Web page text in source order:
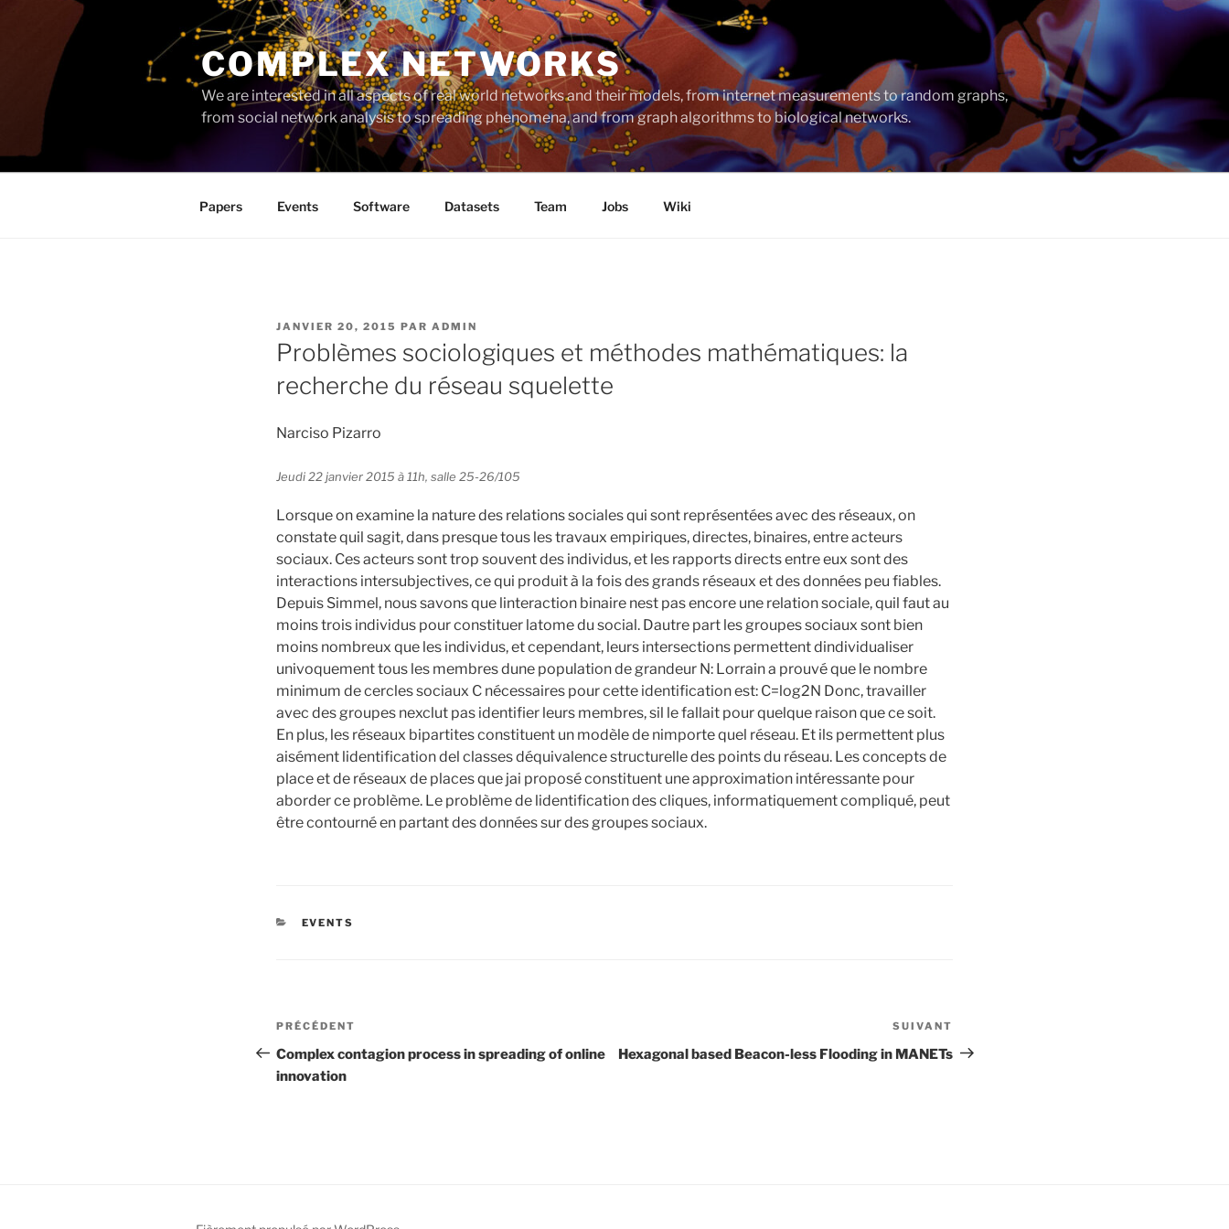
principal
COMPLEX NETWORKS
We are interested in all aspects of real world networks and their models, from internet measurements to random graphs,
from social network analysis to spreading phenomena, and from graph algorithms to biological networks.
Papers Events Software Datasets Team Jobs Wiki
PUBLIÉ
LE
JANVIER 20, 2015 PAR ADMIN
Problèmes sociologiques et méthodes mathématiques: la
recherche du réseau squelette
Narciso Pizarro
Jeudi 22 janvier 2015 à 11h, salle 25-26/105
Lorsque on examine la nature des relations sociales qui sont représentées avec des réseaux, on
constate quil sagit, dans presque tous les travaux empiriques, directes, binaires, entre acteurs
sociaux. Ces acteurs sont trop souvent des individus, et les rapports directs entre eux sont des
interactions intersubjectives, ce qui produit à la fois des grands réseaux et des données peu fiables.
Depuis Simmel, nous savons que linteraction binaire nest pas encore une relation sociale, quil faut au
moins trois individus pour constituer latome du social. Dautre part les groupes sociaux sont bien
moins nombreux que les individus, et cependant, leurs intersections permettent dindividualiser
univoquement tous les membres dune population de grandeur N: Lorrain a prouvé que le nombre
minimum de cercles sociaux C nécessaires pour cette identification est: C=log2N Donc, travailler
avec des groupes nexclut pas identifier leurs membres, sil le fallait pour quelque raison que ce soit.
En plus, les réseaux bipartites constituent un modèle de nimporte quel réseau. Et ils permettent plus
aisément lidentification del classes déquivalence structurelle des points du réseau. Les concepts de
place et de réseaux de places que jai proposé constituent une approximation intéressante pour
aborder ce problème. Le problème de lidentification des cliques, informatiquement compliqué, peut
être contourné en partant des données sur des groupes sociaux.
CATÉGORIES
EVENTS
Navigation
de
l’article
Article
précédent
PRÉCÉDENT
Complex contagion process in spreading of online
innovation
suivant
SUIVANT
Hexagonal based Beacon-less Flooding in MANETs